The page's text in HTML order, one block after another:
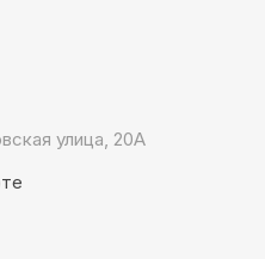
улица, 20А